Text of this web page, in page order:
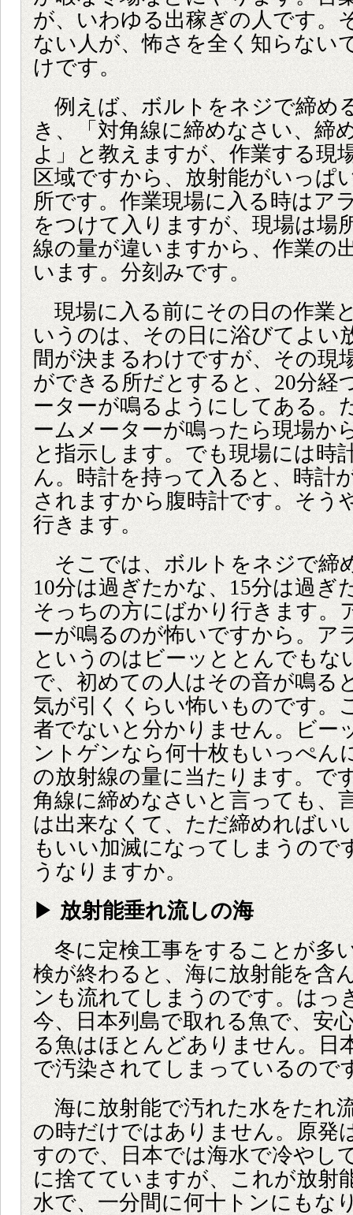
が、いわゆる出稼ぎの人です。
ない人が、怖さを全く知らない
けです。
例えば、ボルトをネジで締め
き、「対角線に締めなさい、締
よ」と教えますが、作業する現
区域ですから、放射能がいっぱ
所です。作業現場に入る時はア
をつけて入りますが、現場は場
線の量が違いますから、作業の
います。分刻みです。
現場に入る前にその日の作業
いうのは、その日に浴びてよい
間が決まるわけですが、その現
ができる所だとすると、20分経
ーターが鳴るようにしてある。
ームメーターが鳴ったら現場か
と指示します。でも現場には時
ん。時計を持って入ると、時計
されますから腹時計です。そう
行きます。
そこでは、ボルトをネジで締
10分は過ぎたかな、15分は過ぎ
そっちの方にばかり行きます。
ーが鳴るのが怖いですから。ア
というのはビーッととんでもな
で、初めての人はその音が鳴る
気が引くくらい怖いものです。
者でないと分かりません。ビー
ントゲンなら何十枚もいっぺん
の放射線の量に当たります。で
角線に締めなさいと言っても、
は出来なくて、ただ締めればい
もいい加滅になってしまうので
うなりますか。
▶ 放射能垂れ流しの海
冬に定検工事をすることが多
検が終わると、海に放射能を含
ンも流れてしまうのです。はっ
今、日本列島で取れる魚で、安
る魚はほとんどありません。日
で汚染されてしまっているので
海に放射能で汚れた水をたれ
の時だけではありません。原発
すので、日本では海水で冷やし
に捨てていますが、これが放射
水で、一分間に何十トンにもな